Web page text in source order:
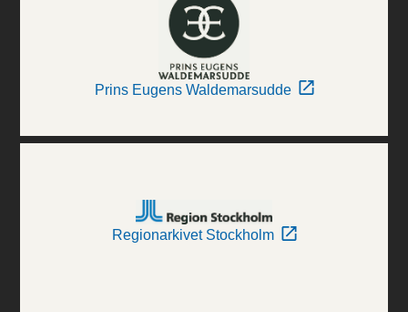
Prins Eugens Waldemarsudde
Regionarkivet Stockholm